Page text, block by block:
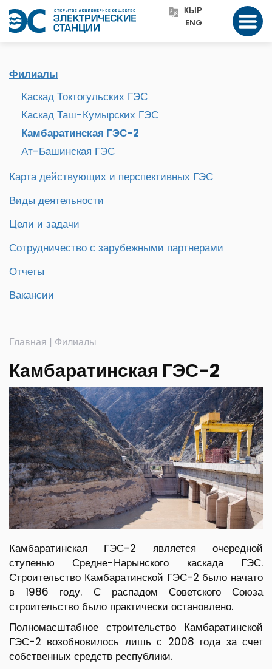
КЫР
ENG
Филиалы
Каскад Токтогульских ГЭС
Каскад Таш-Кумырских ГЭС
Камбаратинская ГЭС-2
Ат-Башинская ГЭС
Карта действующих и перспективных ГЭС
Виды деятельности
Цели и задачи
Сотрудничество с зарубежными партнерами
Отчеты
Вакансии
Главная | Филиалы
Камбаратинская ГЭС-2
Камбаратинская ГЭС-2 является очередной
ступенью Средне-Нарынского каскада ГЭС.
Строительство Камбаратинской ГЭС-2 было начато
в 1986 году. С распадом Советского Союза
строительство было практически остановлено.
Полномасштабное строительство Камбаратинской
ГЭС-2 возобновилось лишь с 2008 года за счет
собственных средств республики.